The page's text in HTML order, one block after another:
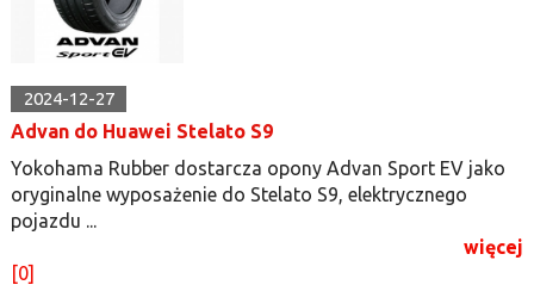
2024-12-27
Advan do Huawei Stelato S9
Yokohama Rubber dostarcza opony Advan Sport EV jako
oryginalne wyposażenie do Stelato S9, elektrycznego
pojazdu ...
więcej
[0]